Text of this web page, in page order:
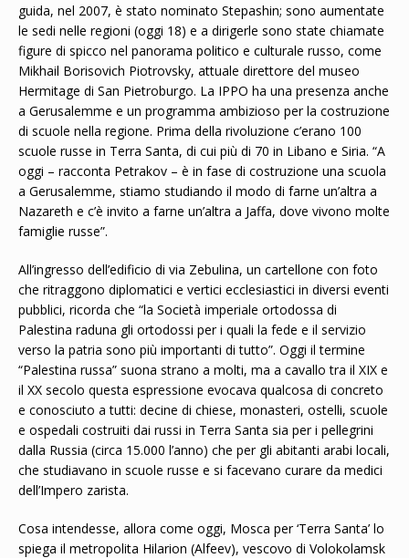
guida, nel 2007, è stato nominato Stepashin; sono aumentate
le sedi nelle regioni (oggi 18) e a dirigerle sono state chiamate
figure di spicco nel panorama politico e culturale russo, come
Mikhail Borisovich Piotrovsky, attuale direttore del museo
Hermitage di San Pietroburgo. La IPPO ha una presenza anche
a Gerusalemme e un programma ambizioso per la costruzione
di scuole nella regione. Prima della rivoluzione c’erano 100
scuole russe in Terra Santa, di cui più di 70 in Libano e Siria. “A
oggi – racconta Petrakov – è in fase di costruzione una scuola
a Gerusalemme, stiamo studiando il modo di farne un’altra a
Nazareth e c’è invito a farne un’altra a Jaffa, dove vivono molte
famiglie russe”.
All’ingresso dell’edificio di via Zebulina, un cartellone con foto
che ritraggono diplomatici e vertici ecclesiastici in diversi eventi
pubblici, ricorda che “la Società imperiale ortodossa di
Palestina raduna gli ortodossi per i quali la fede e il servizio
verso la patria sono più importanti di tutto”. Oggi il termine
“Palestina russa” suona strano a molti, ma a cavallo tra il XIX e
il XX secolo questa espressione evocava qualcosa di concreto
e conosciuto a tutti: decine di chiese, monasteri, ostelli, scuole
e ospedali costruiti dai russi in Terra Santa sia per i pellegrini
dalla Russia (circa 15.000 l’anno) che per gli abitanti arabi locali,
che studiavano in scuole russe e si facevano curare da medici
dell’Impero zarista.
Cosa intendesse, allora come oggi, Mosca per ‘Terra Santa’ lo
spiega il metropolita Hilarion (Alfeev), vescovo di Volokolamsk